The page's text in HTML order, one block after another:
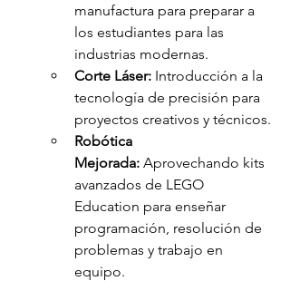
manufactura para preparar a
los estudiantes para las
industrias modernas.
Corte Láser: Introducción a la
tecnología de precisión para
proyectos creativos y técnicos.
Robótica
Mejorada: Aprovechando kits
avanzados de LEGO
Education para enseñar
programación, resolución de
problemas y trabajo en
equipo.